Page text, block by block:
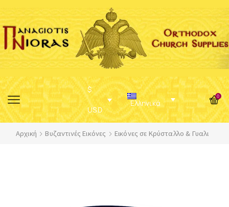
$
USD
Ελληνικά
0
Αρχική Βυζαντινές Εικόνες Εικόνες σε Κρύσταλλο & Γυαλι